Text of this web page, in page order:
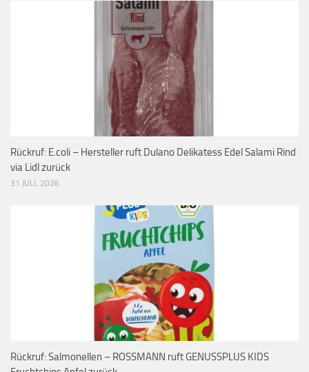
Rückruf: E.coli – Hersteller ruft Dulano Delikatess Edel Salami Rind
via Lidl zurück
31 JULI, 2026
Rückruf: Salmonellen – ROSSMANN ruft GENUSSPLUS KIDS